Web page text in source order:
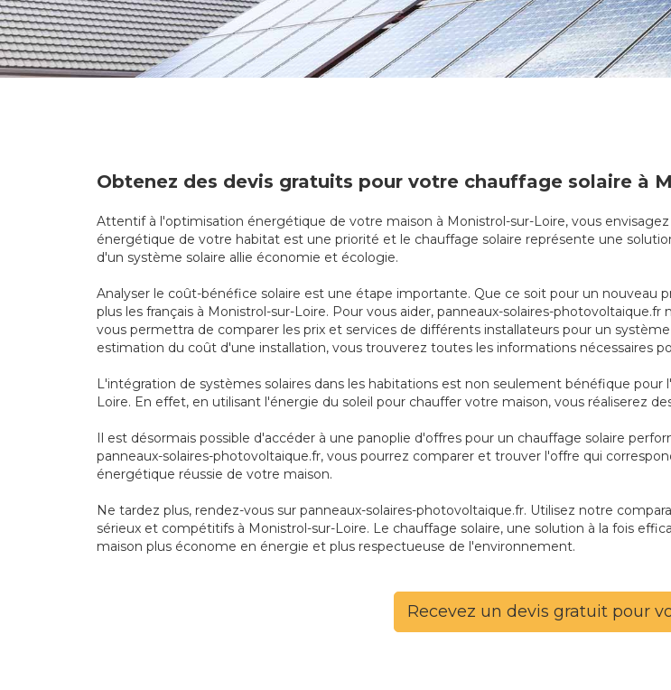
Obtenez des devis gratuits pour votre chauffage solaire à
Attentif à l'optimisation énergétique de votre maison à Monistrol-sur-Loire, vous
énergétique de votre habitat est une priorité et le chauffage solaire représente une
d'un système solaire allie économie et écologie.
Analyser le coût-bénéfice solaire est une étape importante. Que ce soit pour un nouveau
plus les français à Monistrol-sur-Loire. Pour vous aider, panneaux-solaires-
vous permettra de comparer les prix et services de différents installateurs pour un
estimation du coût d'une installation, vous trouverez toutes les informations nécessaires
L'intégration de systèmes solaires dans les habitations est non seulement bénéfique
Loire. En effet, en utilisant l'énergie du soleil pour chauffer votre maison, vous réaliserez
Il est désormais possible d'accéder à une panoplie d'offres pour un chauffage solaire
panneaux-solaires-photovoltaique.fr, vous pourrez comparer et trouver l'offre qui
énergétique réussie de votre maison.
Ne tardez plus, rendez-vous sur panneaux-solaires-photovoltaique.fr. Utilisez notre
sérieux et compétitifs à Monistrol-sur-Loire. Le chauffage solaire, une solution à la fois
maison plus économe en énergie et plus respectueuse de l'environnement.
Recevez un devis gratuit pour